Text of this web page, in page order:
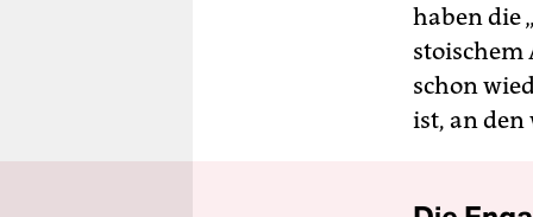
haben die
stoischem
schon
ist, an